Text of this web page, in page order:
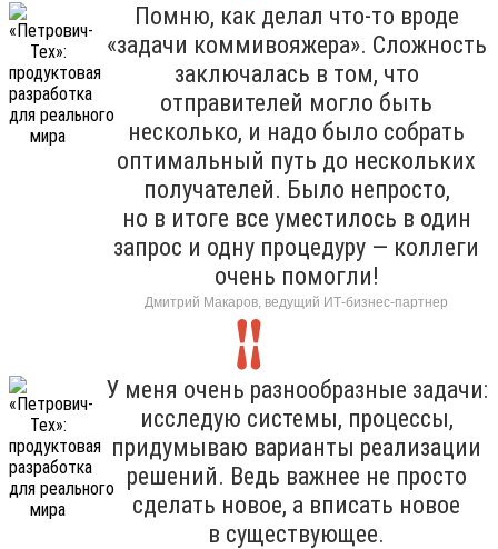
Помню, как делал что-то вроде
«задачи коммивояжера». Сложность
заключалась в том, что
отправителей могло быть
несколько, и надо было собрать
оптимальный путь до нескольких
получателей. Было непросто,
но в итоге все уместилось в один
запрос и одну процедуру — коллеги
очень помогли!
Дмитрий Макаров, ведущий ИТ-бизнес-партнер
У меня очень разнообразные задачи:
исследую системы, процессы,
придумываю варианты реализации
решений. Ведь важнее не просто
сделать новое, а вписать новое
в существующее.